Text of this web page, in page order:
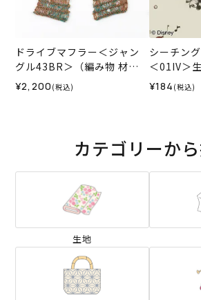
ドライブマフラー＜ジャン
グル43BR＞（編み物 材料
セット）
¥2,200 (税込)
シーチン
＜01IV＞
ーレデザ
¥184 (税込)
カテゴリーか
生地